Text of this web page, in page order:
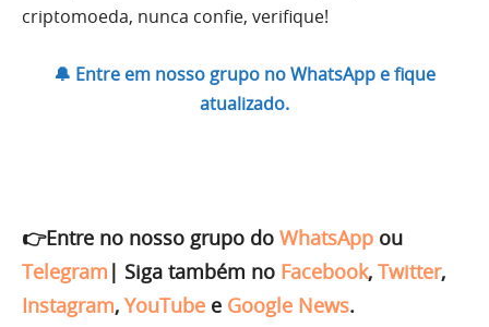
criptomoeda, nunca confie, verifique!
🔔 Entre em nosso grupo no WhatsApp e fique
atualizado.
👉Entre no nosso grupo do WhatsApp ou
Telegram | Siga também no Facebook, Twitter,
Instagram, YouTube e Google News.